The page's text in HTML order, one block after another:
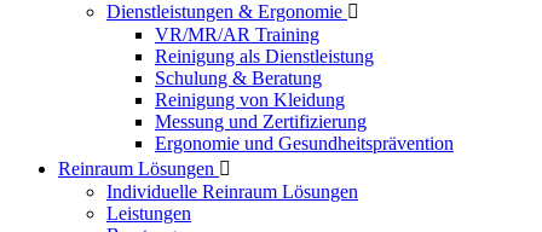
Dienstleistungen & Ergonomie 
VR/MR/AR Training
Reinigung als Dienstleistung
Schulung & Beratung
Reinigung von Kleidung
Messung und Zertifizierung
Ergonomie und Gesundheitsprävention
Reinraum Lösungen 
Individuelle Reinraum Lösungen
Leistungen